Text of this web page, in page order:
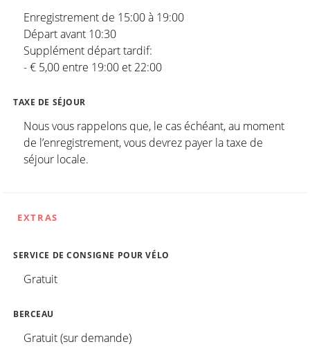
Enregistrement de 15:00 à 19:00
Départ avant 10:30
Supplément départ tardif:
- € 5,00 entre 19:00 et 22:00
TAXE DE SÉJOUR
Nous vous rappelons que, le cas échéant, au moment
de l’enregistrement, vous devrez payer la taxe de
séjour locale.
EXTRAS
SERVICE DE CONSIGNE POUR VÉLO
Gratuit
BERCEAU
Gratuit (sur demande)